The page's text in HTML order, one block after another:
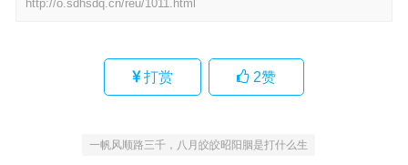
http://o.sdhsdq.cn/reu/1011.html
打赏 2赞
一帆风顺路三千，八月皎皎昭阳胭是打什么生